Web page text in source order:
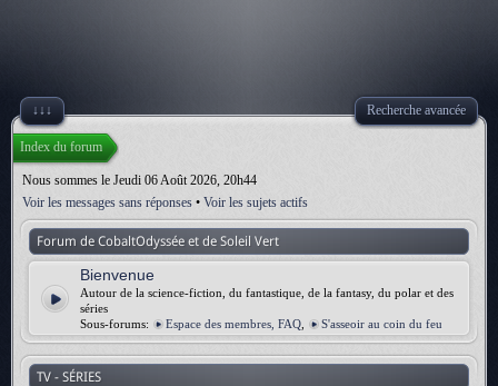
↓↓↓ Recherche avancée
Index du forum
Nous sommes le Jeudi 06 Août 2026, 20h44
Voir les messages sans réponses • Voir les sujets actifs
Forum de CobaltOdyssée et de Soleil Vert
Bienvenue
Autour de la science-fiction, du fantastique, de la fantasy, du polar et des
séries
Sous-forums:
Espace des membres, FAQ S'asseoir au coin du feu
TV - SÉRIES